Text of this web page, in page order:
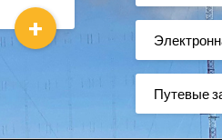
+
Путевые